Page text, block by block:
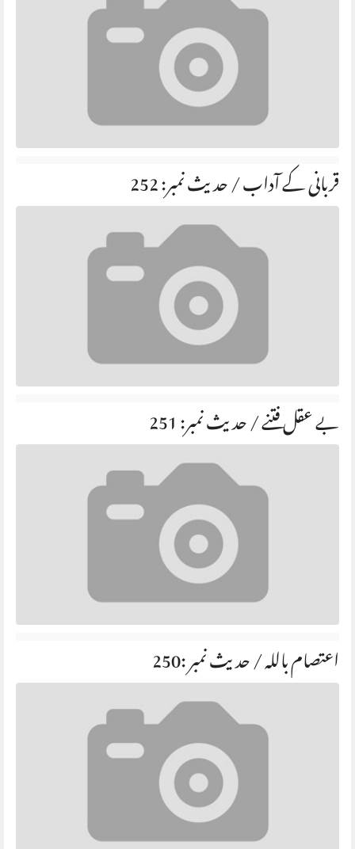
قربانی کے آداب / حديث نمبر: 252
بے عقل فتنے / حديث نمبر: 251
اعتصام باللہ / حديث نمبر :250